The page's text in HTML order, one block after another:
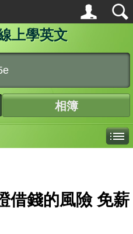
上學英文
相簿
借錢的風險 免薪